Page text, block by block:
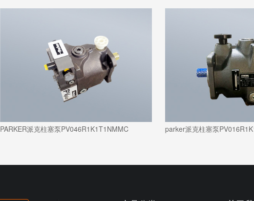
PARKER派克柱塞泵PV046R1K1T1NMMC parker派克柱塞泵